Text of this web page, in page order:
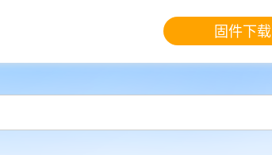
固件下载